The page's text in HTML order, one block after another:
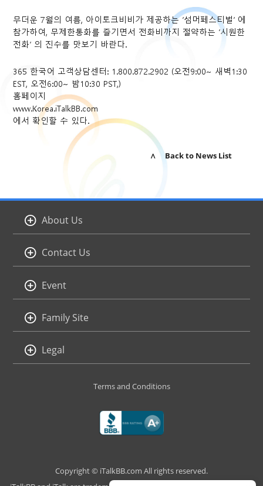
무더운 7월의 여름, 아이토크비비가 제공하는 ‘섬머페스티벌’ 에
참가하여, 무제한통화를 즐기면서 전화비까지 절약하는 ‘시원한
전화’ 의 진수를 맛보기 바란다.
365 한국어 고객상담센터: 1.800.872.2902 (오전9:00~ 새벽1:30
EST, 오전6:00~ 밤10:30 PST,)
홈페이지
www.Korea.iTalkBB.com
에서 확인할 수 있다.
∧ Back to News List
About Us
Contact Us
Event
Family Site
Legal
Terms and Conditions
Copyright © iTalkBB.com All rights reserved.